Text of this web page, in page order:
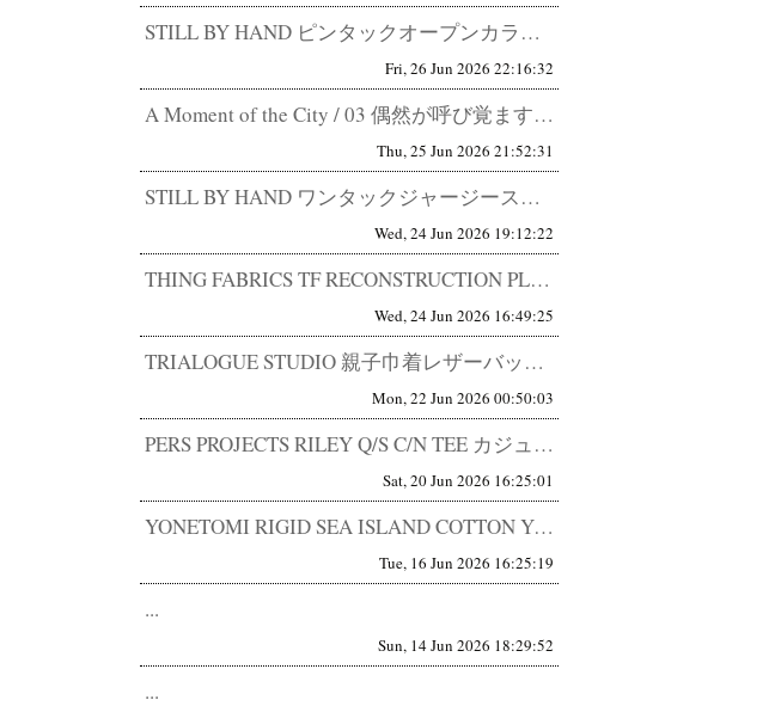
STILL BY HAND ピンタックオープンカラーシャツ SH07261 普通に見えてしまうほど、作り込まれている。 ...
Fri, 26 Jun 2026 22:16:32
A Moment of the City / 03 偶然が呼び覚ます、自分のBPM 都内在住 53歳 町中華ならぬ町セレ...
Thu, 25 Jun 2026 21:52:31
STILL BY HAND ワンタックジャージースラックス CS06261 快適なパンツは増えた。 最近は本当に快適なパ...
Wed, 24 Jun 2026 19:12:22
THING FABRICS TF RECONSTRUCTION PLAIN T-SHIRT 高機能生地の概念を変える一枚...
Wed, 24 Jun 2026 16:49:25
TRIALOGUE STUDIO 親子巾着レザーバッグ Lampa別注 ほぼ自分のため。巾着を、ここまで本気で作る。 正...
Mon, 22 Jun 2026 00:50:03
PERS PROJECTS RILEY Q/S C/N TEE カジュアルだけど、品がある。 都市型ベースボールTEE。...
Sat, 20 Jun 2026 16:25:01
YONETOMI RIGID SEA ISLAND COTTON YOKO-MARUDO KNIT TEE 世界最高品質...
Tue, 16 Jun 2026 16:25:19
...
Sun, 14 Jun 2026 18:29:52
...